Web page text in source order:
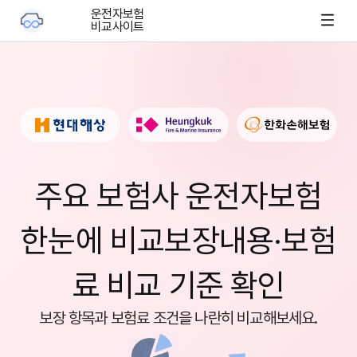
운전자보험
비교사이트
주요 보험사 운전자보험
한눈에 비교보장내용·보험
료 비교 기준 확인
보장 항목과 보험료 조건을 나란히 비교해보세요.